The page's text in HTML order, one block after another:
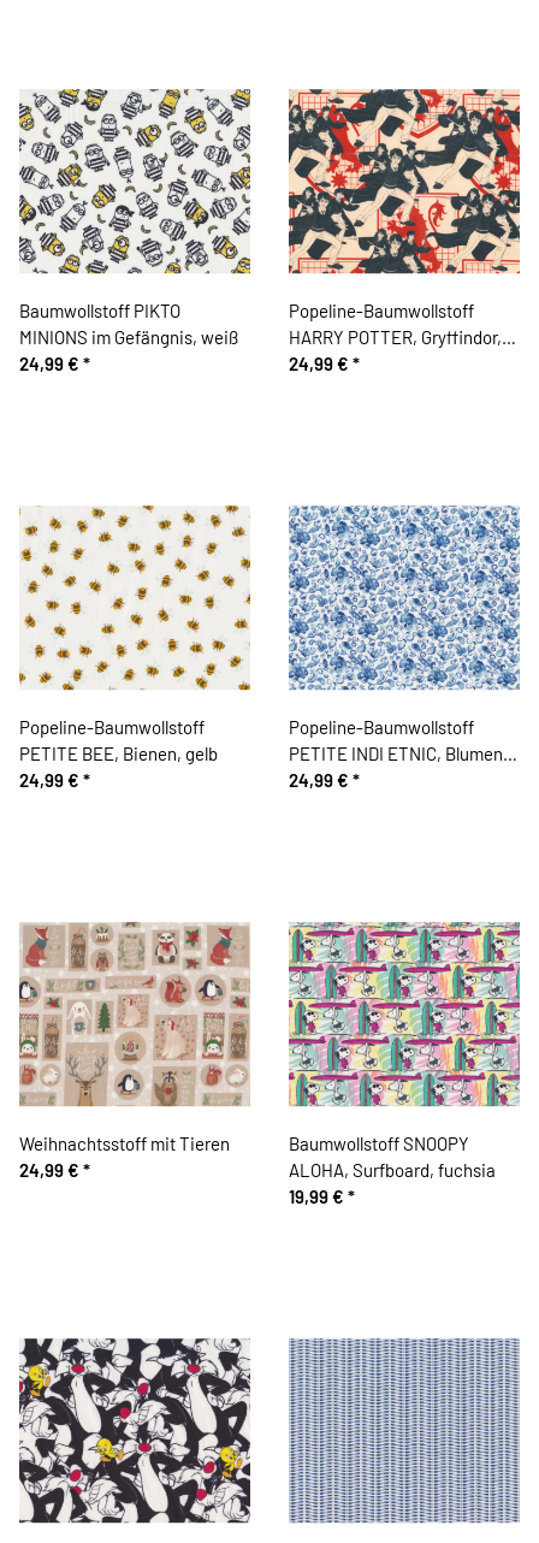
Baumwollstoff PIKTO
MINIONS im Gefängnis, weiß
24,99 € *
Popeline-Baumwollstoff
HARRY POTTER, Gryffindor,
rot
24,99 € *
Popeline-Baumwollstoff
PETITE BEE, Bienen, gelb
24,99 € *
Popeline-Baumwollstoff
PETITE INDI ETNIC, Blumen,
blau
24,99 € *
Weihnachtsstoff mit Tieren
24,99 € *
Baumwollstoff SNOOPY
ALOHA, Surfboard, fuchsia
19,99 € *